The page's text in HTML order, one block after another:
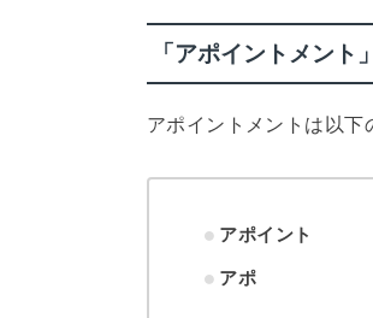
「アポイントメント
アポイントメントは以下
アポイント
アポ